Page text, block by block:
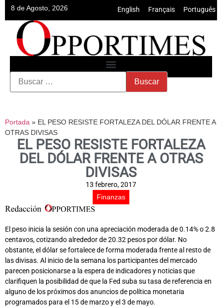
8 de Agosto, 2026 English Français Português
Portada » EL PESO RESISTE FORTALEZA DEL DÓLAR FRENTE A
OTRAS DIVISAS
EL PESO RESISTE FORTALEZA
DEL DÓLAR FRENTE A OTRAS
DIVISAS
13 febrero, 2017
Finanzas
El peso inicia la sesión con una apreciación moderada de 0.14% o 2.8
centavos, cotizando alrededor de 20.32 pesos por dólar. No
obstante, el dólar se fortalece de forma moderada frente al resto de
las divisas. Al inicio de la semana los participantes del mercado
parecen posicionarse a la espera de indicadores y noticias que
clarifiquen la posibilidad de que la Fed suba su tasa de referencia en
alguno de los próximos dos anuncios de política monetaria
programados para el 15 de marzo y el 3 de mayo.